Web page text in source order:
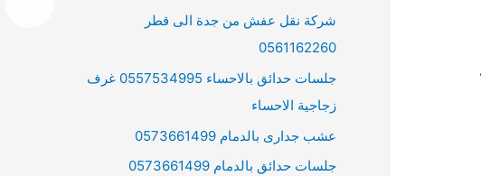
شركة نقل عفش من جدة الى قطر
0561162260
جلسات حدائق بالاحساء 0557534995 غرف
زجاجية الاحساء
عشب جدارى بالدمام 0573661499
جلسات حدائق بالدمام 0573661499